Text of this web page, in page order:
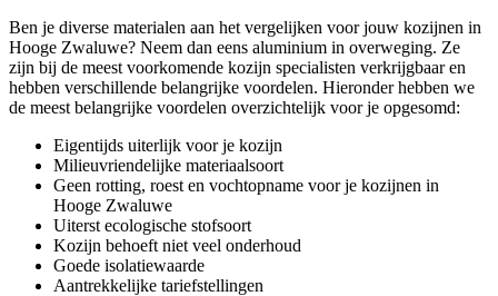
Ben je diverse materialen aan het vergelijken voor jouw kozijnen in
Hooge Zwaluwe? Neem dan eens aluminium in overweging. Ze
zijn bij de meest voorkomende kozijn specialisten verkrijgbaar en
hebben verschillende belangrijke voordelen. Hieronder hebben we
de meest belangrijke voordelen overzichtelijk voor je opgesomd:
Eigentijds uiterlijk voor je kozijn
Milieuvriendelijke materiaalsoort
Geen rotting, roest en vochtopname voor je kozijnen in
Hooge Zwaluwe
Uiterst ecologische stofsoort
Kozijn behoeft niet veel onderhoud
Goede isolatiewaarde
Aantrekkelijke tariefstellingen